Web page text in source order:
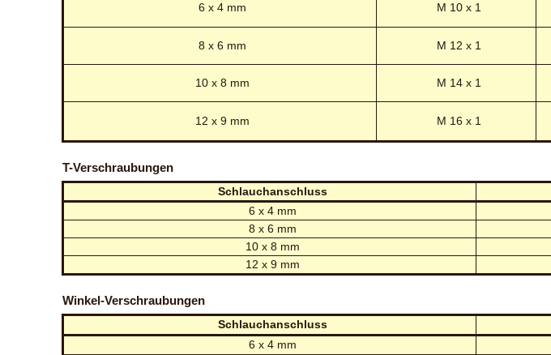
6 x 4 mm M 10 x 1
8 x 6 mm M 12 x 1
10 x 8 mm M 14 x 1
12 x 9 mm M 16 x 1
T-Verschraubungen
Schlauchanschluss
6 x 4 mm
8 x 6 mm
10 x 8 mm
12 x 9 mm
Winkel-Verschraubungen
Schlauchanschluss
6 x 4 mm